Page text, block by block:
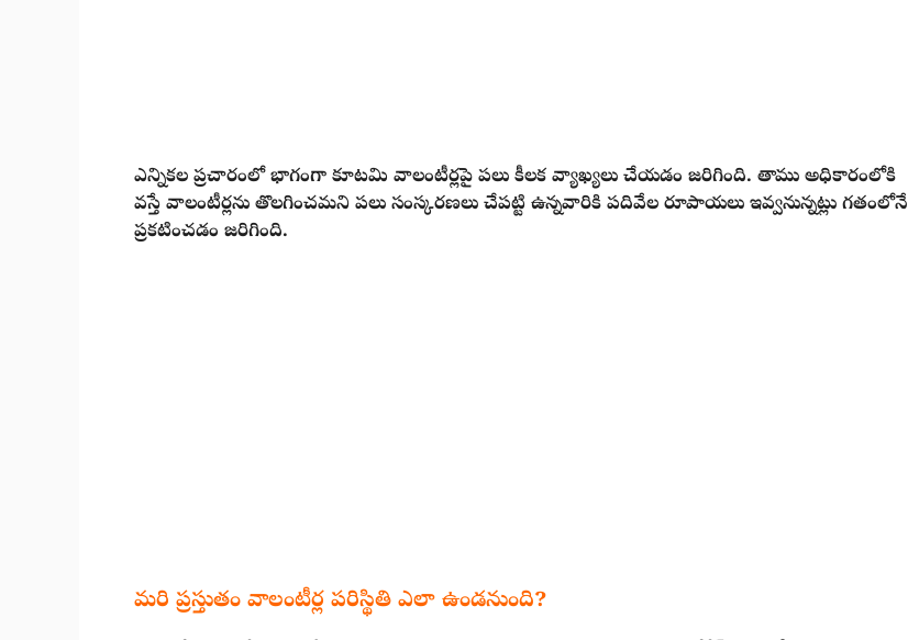
ఎన్నికల ప్రచారంలో భాగంగా కూటమి వాలంటీర్లపై పలు కీలక వ్యాఖ్యలు చేయడం జరిగింది. తాము అధికారంలోకి
వస్తే వాలంటీర్లను తొలగించమని పలు సంస్కరణలు చేపట్టి ఉన్నవారికి పదివేల రూపాయలు ఇవ్వనున్నట్లు గతంలోనే
ప్రకటించడం జరిగింది.
మరి ప్రస్తుతం వాలంటీర్ల పరిస్థితి ఎలా ఉండనుంది?